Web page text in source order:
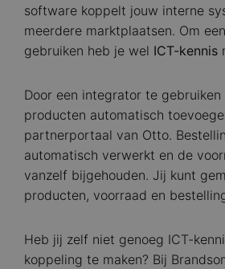
software koppelt jouw interne
meerdere marktplaatsen. Om
gebruiken heb je wel ICT-kennis
Door een integrator te gebruiken
producten automatisch
partnerportaal van Otto.
automatisch verwerkt en de
vanzelf bijgehouden. Jij kunt
producten, voorraad en
Heb jij zelf niet genoeg ICT-
koppeling te maken? Bij